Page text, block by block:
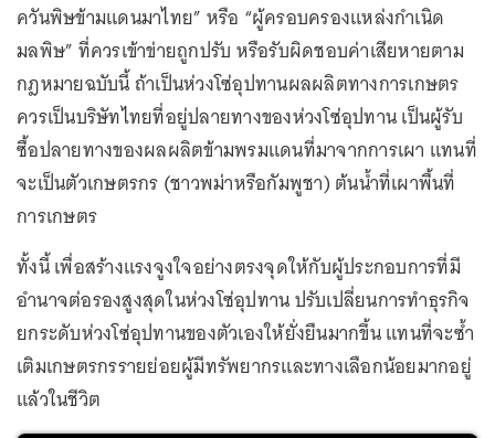
ควันพิษข้ามแดนมาไทย” หรือ “ผู้ครอบครองแหล่งกำเนิด
มลพิษ” ที่ควรเข้าข่ายถูกปรับ หรือรับผิดชอบค่าเสียหายตาม
กฎหมายฉบับนี้ ถ้าเป็นห่วงโซ่อุปทานผลผลิตทางการเกษตร
ควรเป็นบริษัทไทยที่อยู่ปลายทางของห่วงโซ่อุปทาน เป็นผู้รับ
ซื้อปลายทางของผลผลิตข้ามพรมแดนที่มาจากการเผา แทนที่
จะเป็นตัวเกษตรกร (ชาวพม่าหรือกัมพูชา) ต้นน้ำที่เผาพื้นที่
การเกษตร
ทั้งนี้ เพื่อสร้างแรงจูงใจอย่างตรงจุดให้กับผู้ประกอบการที่มี
อำนาจต่อรองสูงสุดในห่วงโซ่อุปทาน ปรับเปลี่ยนการทำธุรกิจ
ยกระดับห่วงโซ่อุปทานของตัวเองให้ยั่งยืนมากขึ้น แทนที่จะซ้ำ
เติมเกษตรกรรายย่อยผู้มีทรัพยากรและทางเลือกน้อยมากอยู่
แล้วในชีวิต